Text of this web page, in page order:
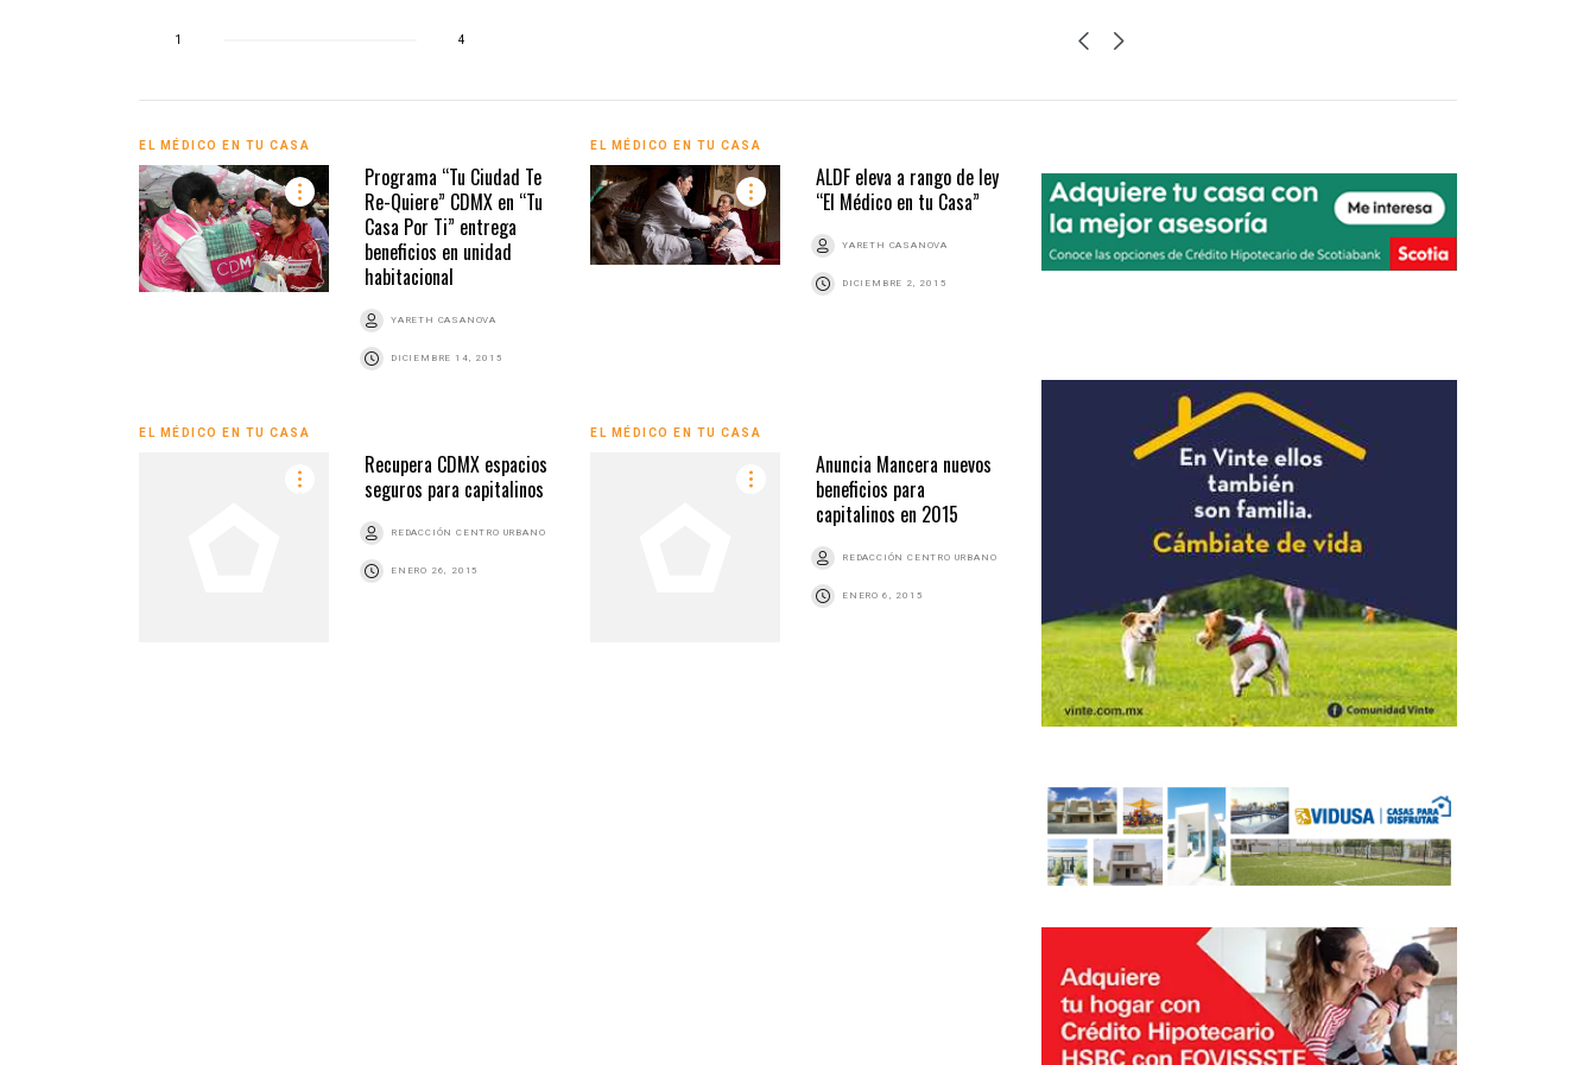
1 4
EL MÉDICO EN TU CASA
Programa “Tu Ciudad Te
Re-Quiere” CDMX en “Tu
Casa Por Ti” entrega
beneficios en unidad
habitacional
YARETH CASANOVA
DICIEMBRE 14, 2015
EL MÉDICO EN TU CASA
ALDF eleva a rango de ley
“El Médico en tu Casa”
YARETH CASANOVA
DICIEMBRE 2, 2015
EL MÉDICO EN TU CASA
Recupera CDMX espacios
seguros para capitalinos
REDACCIÓN CENTRO URBANO
ENERO 26, 2015
EL MÉDICO EN TU CASA
Anuncia Mancera nuevos
beneficios para
capitalinos en 2015
REDACCIÓN CENTRO URBANO
ENERO 6, 2015